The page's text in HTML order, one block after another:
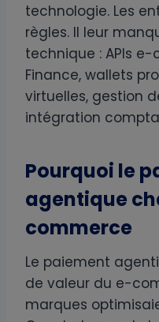
technologie. Les
règles. Il leur
technique : APIs
Finance, wallets
virtuelles, gestion
intégration
Pourquoi le
agentique
commerce
Le paiement
de valeur du e-
marques